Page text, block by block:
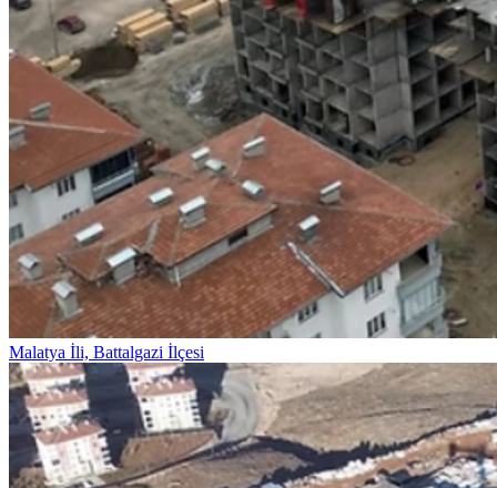
Malatya İli, Battalgazi İlçesi